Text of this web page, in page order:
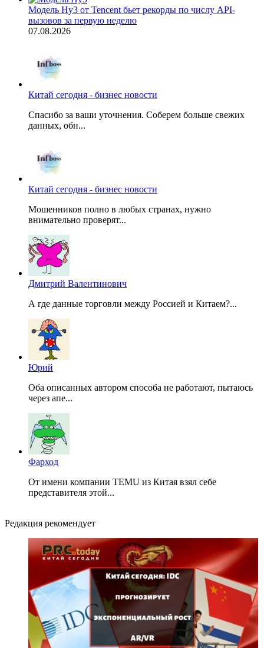
Модель Hy3 от Tencent бьет рекорды по числу API-
вызовов за первую неделю
07.08.2026
Китай сегодня - бизнес новости
Спасибо за ваши уточнения. Соберем больше свежих
данных, обн...
Китай сегодня - бизнес новости
Мошенников полно в любых странах, нужно
внимательно проверят...
Дмитрий Валентинович
А где данные торговли между Россией и Китаем?...
Юрий
Оба описанных автором способа не работают, пытаюсь
через апе...
Фарход
От имени компании TEMU из Китая взял себе
представителя этой...
Редакция рекомендует